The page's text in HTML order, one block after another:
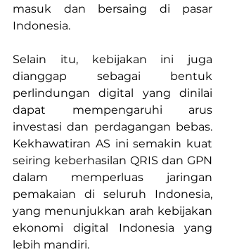
masuk dan bersaing di pasar
Indonesia.
Selain itu, kebijakan ini juga
dianggap sebagai bentuk
perlindungan digital yang dinilai
dapat mempengaruhi arus
investasi dan perdagangan bebas.
Kekhawatiran AS ini semakin kuat
seiring keberhasilan QRIS dan GPN
dalam memperluas jaringan
pemakaian di seluruh Indonesia,
yang menunjukkan arah kebijakan
ekonomi digital Indonesia yang
lebih mandiri.